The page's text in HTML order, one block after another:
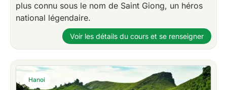
plus connu sous le nom de Saint Giong, un héros
national légendaire.
Voir les détails du cours et se renseigner
Hanoi